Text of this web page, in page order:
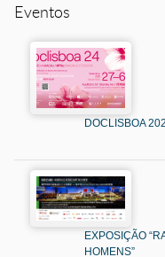
Eventos
DOCLISBOA
EXPOSIÇÃO
HOMENS”